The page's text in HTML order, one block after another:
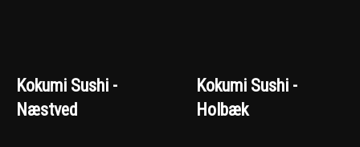
Kokumi Sushi -
Næstved
Kokumi Sushi -
Holbæk